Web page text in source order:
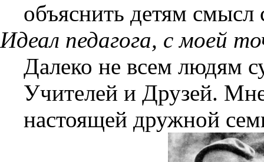
объяснить детям
Идеал педагога, с моей
Далеко не всем людям
Учителей и Друзей.
настоящей дружной